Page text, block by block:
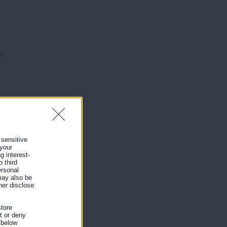
interest-
third
also be
disclose
or deny